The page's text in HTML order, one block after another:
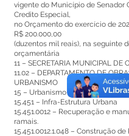
vigente do Município de Senador
Credito Especial,
no Orçamento do exercício de
R$ 200.000,00
(duzentos mil reais), na seguinte
orçamentária
11 – SECRETARIA MUNICIPAL DE
11.02 – DEPARTAMENTO DE
URBANISMO
15 – Urbanismo
15.451 – Infra-Estrutura Urbana
15.451.0012 – Recuperação e
ramais.
15.451.0012.1.048 – Construção de